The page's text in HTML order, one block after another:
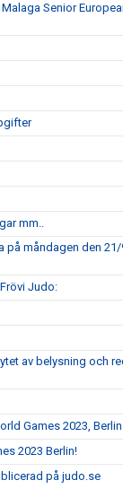
Senior
mm..
på måndagen den 21/
Judo:
av belysning och
Games 2023, Berlin
2023 Berlin!
på judo.se